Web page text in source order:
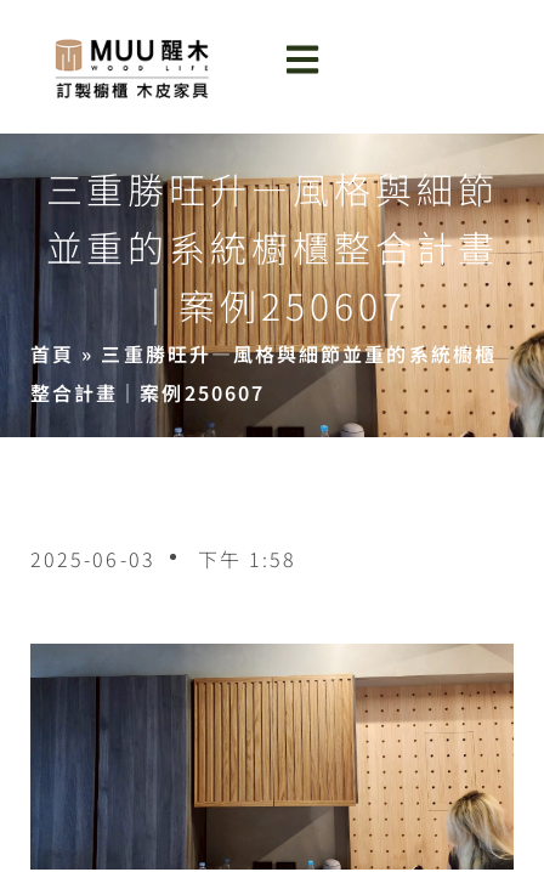
三重勝旺升—風格與細節
並重的系統櫥櫃整合計畫
｜案例250607
首頁 » 三重勝旺升—風格與細節並重的系統櫥櫃
整合計畫｜案例250607
2025-06-03 下午 1:58